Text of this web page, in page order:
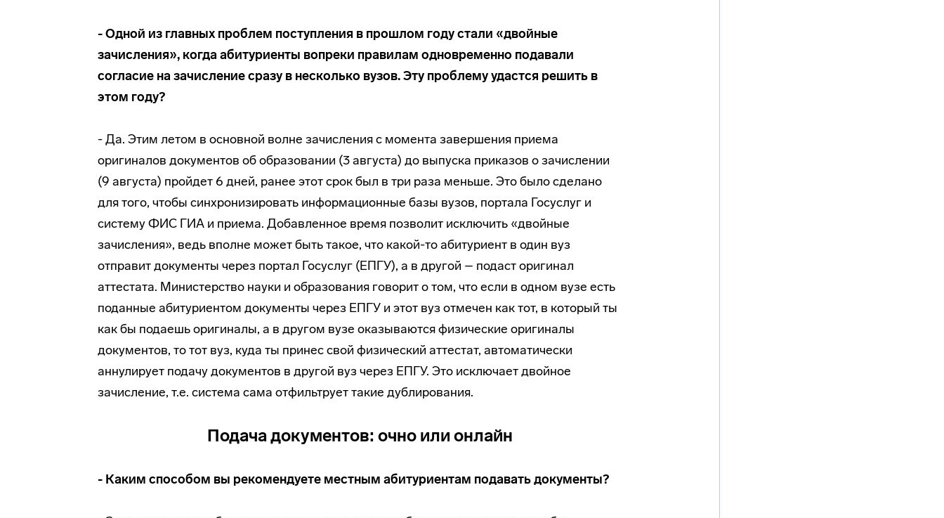
- Одной из главных проблем поступления в прошлом году стали «двойные
зачисления», когда абитуриенты вопреки правилам одновременно подавали
согласие на зачисление сразу в несколько вузов. Эту проблему удастся решить в
этом году?
- Да. Этим летом в основной волне зачисления с момента завершения приема
оригиналов документов об образовании (3 августа) до выпуска приказов о зачислении
(9 августа) пройдет 6 дней, ранее этот срок был в три раза меньше. Это было сделано
для того, чтобы синхронизировать информационные базы вузов, портала Госуслуг и
систему ФИС ГИА и приема. Добавленное время позволит исключить «двойные
зачисления», ведь вполне может быть такое, что какой-то абитуриент в один вуз
отправит документы через портал Госуслуг (ЕПГУ), а в другой – подаст оригинал
аттестата. Министерство науки и образования говорит о том, что если в одном вузе есть
поданные абитуриентом документы через ЕПГУ и этот вуз отмечен как тот, в который ты
как бы подаешь оригиналы, а в другом вузе оказываются физические оригиналы
документов, то тот вуз, куда ты принес свой физический аттестат, автоматически
аннулирует подачу документов в другой вуз через ЕПГУ. Это исключает двойное
зачисление, т.е. система сама отфильтрует такие дублирования.
Подача документов: очно или онлайн
- Каким способом вы рекомендуете местным абитуриентам подавать документы?